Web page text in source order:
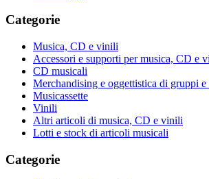
Categorie
Musica, CD e vinili
Accessori e supporti per musica, CD e
CD musicali
Merchandising e oggettistica di gruppi e
Musicassette
Vinili
Altri articoli di musica, CD e vinili
Lotti e stock di articoli musicali
Categorie